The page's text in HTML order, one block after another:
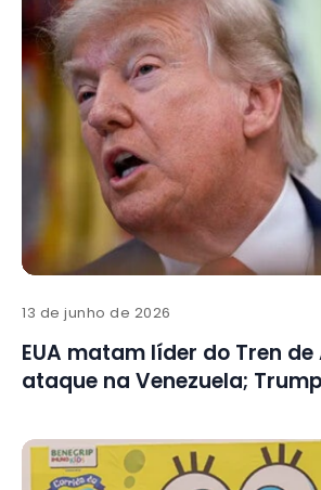
13 de junho de 2026
EUA matam líder do Tren
ataque na Venezuela;